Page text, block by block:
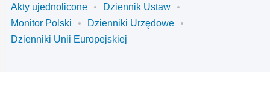
Akty ujednolicone
Dziennik Ustaw
Monitor Polski
Dzienniki Urzędowe
Dzienniki Unii Europejskiej